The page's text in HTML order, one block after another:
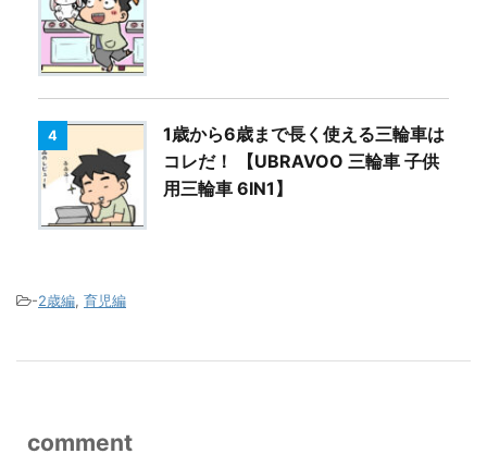
4
1歳から6歳まで長く使える三輪車は
コレだ！ 【UBRAVOO 三輪車 子供
用三輪車 6IN1】
-2歳編, 育児編
comment